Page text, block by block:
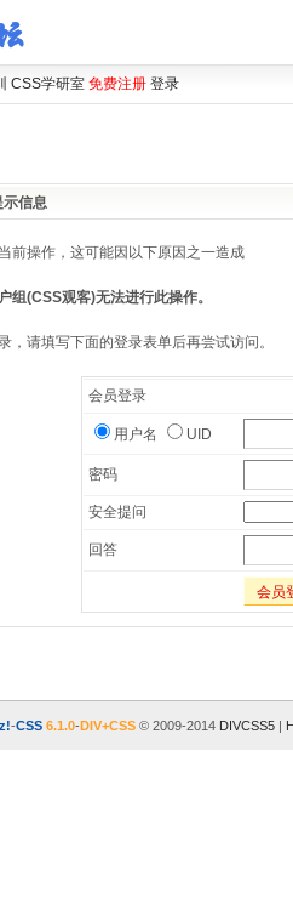
CSS学研室 免费注册 登录
示信息
前操作，这可能因以下原因之一造成
组(CSS观客)无法进行此操作。
，请填写下面的登录表单后再尝试访问。
会员登录
用户名 UID
密码
安全提问
回答
会员
-CSS 6.1.0-DIV+CSS© 2009-2014 DIVCSS5|